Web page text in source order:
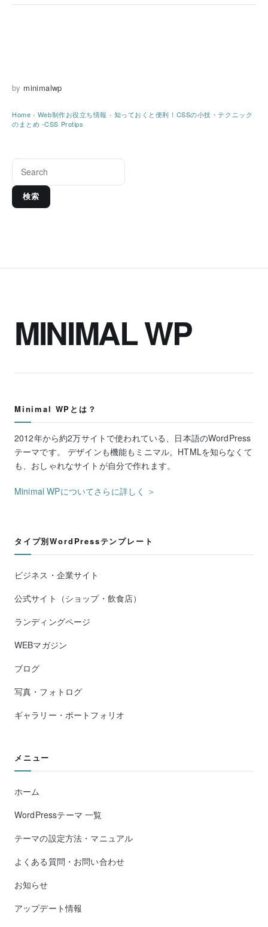
by minimalwp
Home › Web制作お役立ち情報 › 知っておくと便利！CSSの小技・テクニック
のまとめ -CSS Protips
検索
MINIMAL WP
Minimal WPとは？
2012年から約2万サイトで使われている、日本語のWordPress
テーマです。 デザインも機能もミニマル。HTMLを知らなくて
も、おしゃれなサイトが自分で作れます。
Minimal WPについてさらに詳しく ＞
タイプ別WordPressテンプレート
ビジネス・企業サイト
公式サイト（ショップ・飲食店）
ランディングページ
WEBマガジン
ブログ
写真・フォトログ
ギャラリー・ポートフォリオ
メニュー
ホーム
WordPressテーマ 一覧
テーマの設定方法・マニュアル
よくある質問・お問い合わせ
お知らせ
アップデート情報